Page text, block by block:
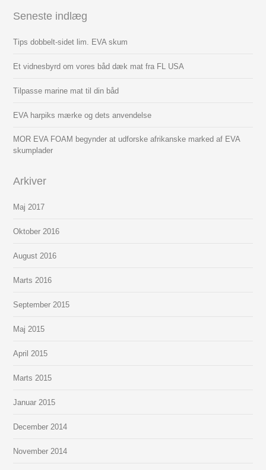
Seneste indlæg
Tips dobbelt-sidet lim. EVA skum
Et vidnesbyrd om vores båd dæk mat fra FL USA
Tilpasse marine mat til din båd
EVA harpiks mærke og dets anvendelse
MOR EVA FOAM begynder at udforske afrikanske marked af EVA
skumplader
Arkiver
Maj 2017
Oktober 2016
August 2016
Marts 2016
September 2015
Maj 2015
April 2015
Marts 2015
Januar 2015
December 2014
November 2014